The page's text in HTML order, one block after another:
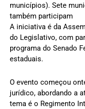
municípios). Sete
também participam
A iniciativa é da
do Legislativo, com
programa do Senado
estaduais.
O evento começou
jurídico, abordando a
tema é o Regimento